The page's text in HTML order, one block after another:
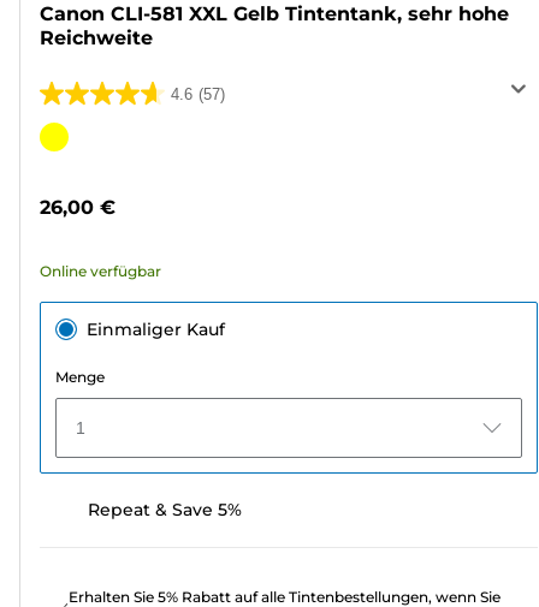
Canon CLI-581 XXL Gelb Tintentank, sehr hohe
Reichweite
4.6 (57)
4.6
von
57
Farbpatrone
26,00 €
Online verfügbar
Einmaliger Kauf
Menge
1
Repeat & Save 5%
Erhalten Sie 5% Rabatt auf alle Tintenbestellungen, wenn Sie